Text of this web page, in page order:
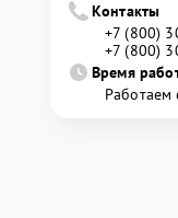
Контакты
+7 (800)
+7 (800)
Время
Работаем